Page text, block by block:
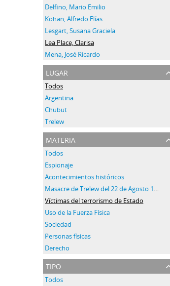
Delfino, Mario Emilio
Kohan, Alfredo Elías
Lesgart, Susana Graciela
Lea Place, Clarisa
Mena, José Ricardo
lugar
Todos
Argentina
Chubut
Trelew
materia
Todos
Espionaje
Acontecimientos históricos
Masacre de Trelew del 22 de Agosto 1972
Víctimas del terrorismo de Estado
Uso de la Fuerza Física
Sociedad
Personas físicas
Derecho
tipo
Todos